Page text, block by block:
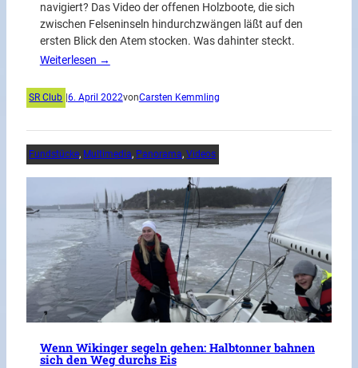
navigiert? Das Video der offenen Holzboote, die sich
zwischen Felseninseln hindurchzwängen läßt auf den
ersten Blick den Atem stocken. Was dahinter steckt.
Weiterlesen →
SR Club 6. April 2022vonCarsten Kemmling
Fundstücke, Multimedia, Panorama, Videos
Wenn Wikinger segeln gehen: Halbtonner bahnen
sich den Weg durchs Eis